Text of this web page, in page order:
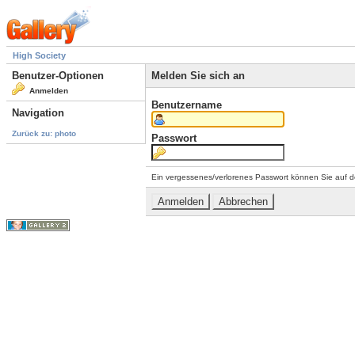
High Society
Benutzer-Optionen
Anmelden
Navigation
Zurück zu: photo
Melden Sie sich an
Benutzername
Passwort
Ein vergessenes/verlorenes Passwort können Sie auf